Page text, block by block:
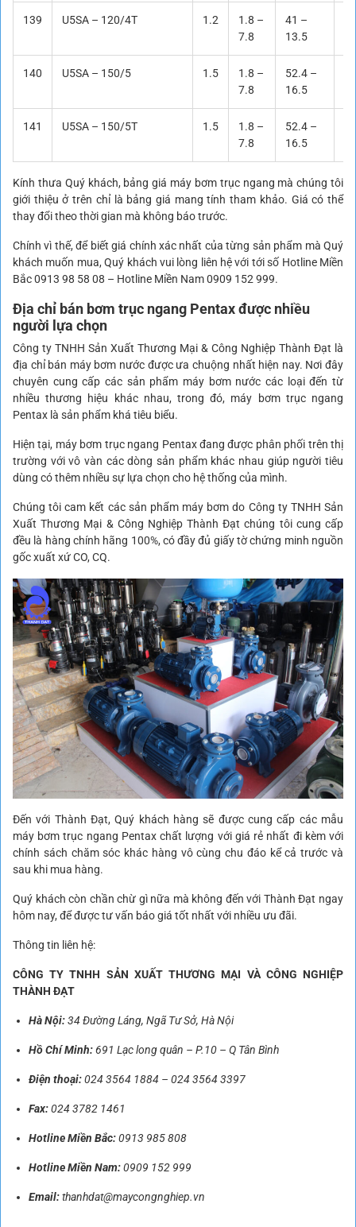
139 U5SA – 120/4T 1.2
1.8 –
7.8
41 –
13.5
140 U5SA – 150/5 1.5
1.8 –
7.8
52.4 –
16.5
141 U5SA – 150/5T 1.5
1.8 –
7.8
52.4 –
16.5
Kính thưa Quý khách, bảng giá máy bơm trục ngang mà chúng tôi
giới thiệu ở trên chỉ là bảng giá mang tính tham khảo. Giá có thể
thay đổi theo thời gian mà không báo trước.
Chính vì thế, để biết giá chính xác nhất của từng sản phẩm mà Quý
khách muốn mua, Quý khách vui lòng liên hệ với tới số Hotline Miền
Bắc 0913 98 58 08 – Hotline Miền Nam 0909 152 999.
Địa chỉ bán bơm trục ngang Pentax được nhiều
người lựa chọn
Công ty TNHH Sản Xuất Thương Mại & Công Nghiệp Thành Đạt là
địa chỉ bán máy bơm nước được ưa chuộng nhất hiện nay. Nơi đây
chuyên cung cấp các sản phẩm máy bơm nước các loại đến từ
nhiều thương hiệu khác nhau, trong đó, máy bơm trục ngang
Pentax là sản phẩm khá tiêu biểu.
Hiện tại, máy bơm trục ngang Pentax đang được phân phối trên thị
trường với vô vàn các dòng sản phẩm khác nhau giúp người tiêu
dùng có thêm nhiều sự lựa chọn cho hệ thống của mình.
Chúng tôi cam kết các sản phẩm máy bơm do Công ty TNHH Sản
Xuất Thương Mại & Công Nghiệp Thành Đạt chúng tôi cung cấp
đều là hàng chính hãng 100%, có đầy đủ giấy tờ chứng minh nguồn
gốc xuất xứ CO, CQ.
Đến với Thành Đạt, Quý khách hàng sẽ được cung cấp các mẫu
máy bơm trục ngang Pentax chất lượng với giá rẻ nhất đi kèm với
chính sách chăm sóc khác hàng vô cùng chu đáo kể cả trước và
sau khi mua hàng.
Quý khách còn chần chừ gì nữa mà không đến với Thành Đạt ngay
hôm nay, để được tư vấn báo giá tốt nhất với nhiều ưu đãi.
Thông tin liên hệ:
CÔNG TY TNHH SẢN XUẤT THƯƠNG MẠI VÀ CÔNG NGHIỆP
THÀNH ĐẠT
Hà Nội:34 Đường Láng, Ngã Tư Sở, Hà Nội
Hồ Chí Minh:691 Lạc long quân – P.10 – Q Tân Bình
Điện thoại:024 3564 1884 – 024 3564 3397
Fax:024 3782 1461
Hotline Miền Bắc:0913 985 808
Hotline Miền Nam:0909 152 999
Email:thanhdat@maycongnghiep.vn